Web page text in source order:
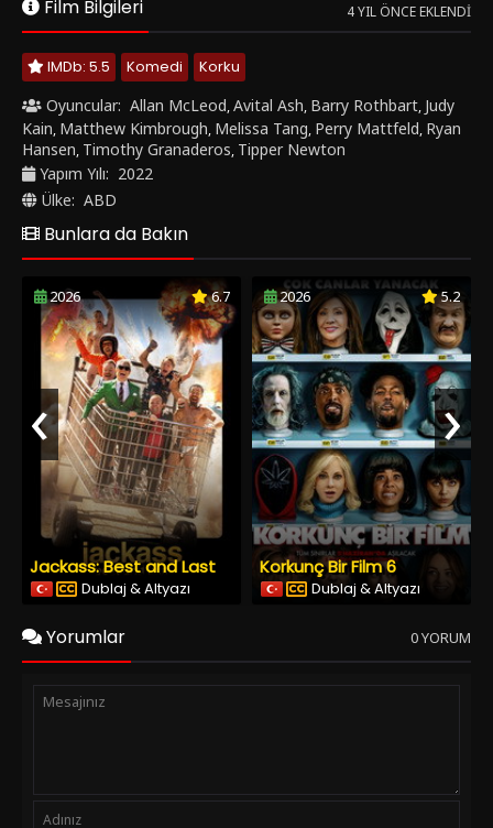
Film Bilgileri 4 YIL ÖNCE EKLENDI
IMDb: 5.5 Komedi
Korku
Oyuncular: Allan McLeod,Avital Ash, Barry Rothbart, Judy
Kain, Matthew Kimbrough, Melissa Tang, Perry Mattfeld, Ryan
Hansen, Timothy Granaderos, Tipper Newton
Yapım Yılı: 2022
Ülke: ABD
Bunlara da Bakın
2026 6.7
Jackass: Best and Last
Dublaj & Altyazı
2026 5.2
Korkunç Bir Film 6
Dublaj & Altyazı
‹ ›
Yorumlar 0 YORUM